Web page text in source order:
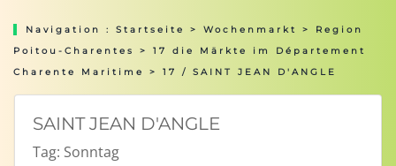
Navigation : Startseite > Wochenmarkt > Region
Poitou-Charentes
> 17 die Märkte im Département
Charente Maritime
> 17 / SAINT JEAN D'ANGLE
SAINT JEAN D'ANGLE
Tag: Sonntag